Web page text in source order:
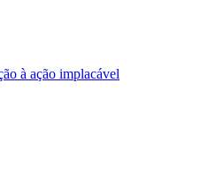
à ação implacável